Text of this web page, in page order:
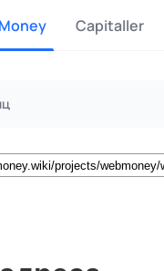
Capitaller